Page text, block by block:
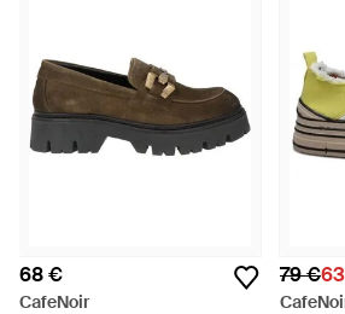
68 €
CafeNoir
79 €